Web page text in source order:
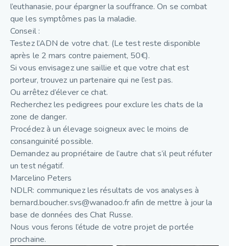
l’euthanasie, pour épargner la souffrance. On se combat
que les symptômes pas la maladie.
Conseil :
Testez l’ADN de votre chat. (Le test reste disponible
après le 2 mars contre paiement, 50€).
Si vous envisagez une saillie et que votre chat est
porteur, trouvez un partenaire qui ne l’est pas.
Ou arrêtez d’élever ce chat.
Recherchez les pedigrees pour exclure les chats de la
zone de danger.
Procédez à un élevage soigneux avec le moins de
consanguinité possible.
Demandez au propriétaire de l’autre chat s’il peut réfuter
un test négatif.
Marcelino Peters
NDLR: communiquez les résultats de vos analyses à
bernard.boucher.svs@wanadoo.fr afin de mettre à jour la
base de données des Chat Russe.
Nous vous ferons l’étude de votre projet de portée
prochaine.